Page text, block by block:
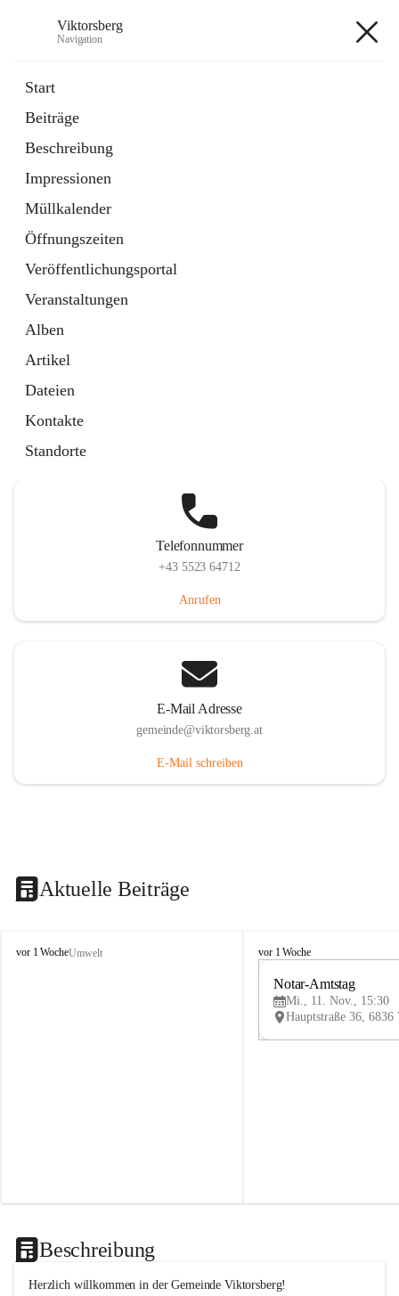
Viktorsberg
Navigation
Start
Beiträge
Beschreibung
Impressionen
Müllkalender
Öffnungszeiten
Veröffentlichungsportal
Veranstaltungen
Alben
Artikel
Dateien
Kontakte
Standorte
1 Schnellzugriff
Bürgerservice
10 Schnellzugriffe
Telefonnummer
+43 5523 64712
Anrufen
E-Mail Adresse
gemeinde@viktorsberg.at
E-Mail schreiben
Aktuelle Beiträge
V
vor 1 WocheUmwelt
V
vor 1 Woche
Notar-Amtstag
Mi., 11. Nov., 15:30
Beschreibung
Herzlich willkommen in der Gemeinde Viktorsberg!